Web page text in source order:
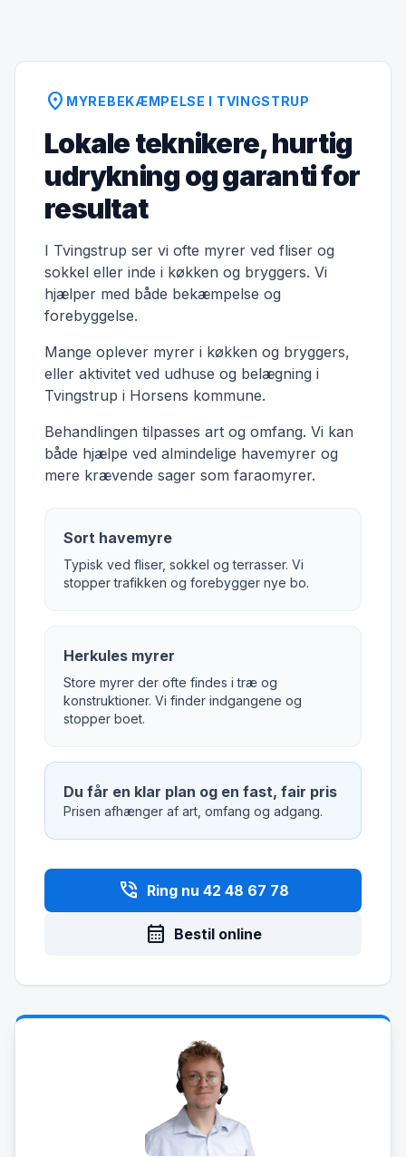
location_on MYREBEKÆMPELSE I TVINGSTRUP
Lokale teknikere, hurtig
udrykning og garanti for
resultat
I Tvingstrup ser vi ofte myrer ved fliser og
sokkel eller inde i køkken og bryggers. Vi
hjælper med både bekæmpelse og
forebyggelse.
Mange oplever myrer i køkken og bryggers,
eller aktivitet ved udhuse og belægning i
Tvingstrup i Horsens kommune.
Behandlingen tilpasses art og omfang. Vi kan
både hjælpe ved almindelige havemyrer og
mere krævende sager som faraomyrer.
Sort havemyre
Typisk ved fliser, sokkel og terrasser. Vi
stopper trafikken og forebygger nye bo.
Herkules myrer
Store myrer der ofte findes i træ og
konstruktioner. Vi finder indgangene og
stopper boet.
Du får en klar plan og en fast, fair pris
Prisen afhænger af art, omfang og adgang.
phone_in_talk Ring nu 42 48 67 78
calendar_month Bestil online